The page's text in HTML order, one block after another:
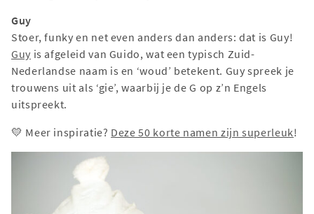
Guy
Stoer, funky en net even anders dan anders: dat is Guy!
Guy is afgeleid van Guido, wat een typisch Zuid-
Nederlandse naam is en ‘woud’ betekent. Guy spreek je
trouwens uit als ‘gie’, waarbij je de G op z’n Engels
uitspreekt.
💛 Meer inspiratie? Deze 50 korte namen zijn superleuk!